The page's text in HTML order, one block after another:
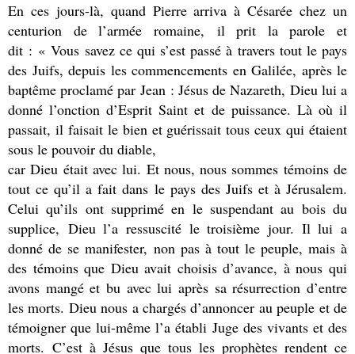
En ces jours-là, quand Pierre arriva à Césarée chez un
centurion de l’armée romaine, il prit la parole et
dit : « Vous savez ce qui s’est passé à travers tout le pays
des Juifs, depuis les commencements en Galilée, après le
baptême proclamé par Jean : Jésus de Nazareth, Dieu lui a
donné l’onction d’Esprit Saint et de puissance. Là où il
passait, il faisait le bien et guérissait tous ceux qui étaient
sous le pouvoir du diable,
car Dieu était avec lui. Et nous, nous sommes témoins de
tout ce qu’il a fait dans le pays des Juifs et à Jérusalem.
Celui qu’ils ont supprimé en le suspendant au bois du
supplice, Dieu l’a ressuscité le troisième jour. Il lui a
donné de se manifester, non pas à tout le peuple, mais à
des témoins que Dieu avait choisis d’avance, à nous qui
avons mangé et bu avec lui après sa résurrection d’entre
les morts. Dieu nous a chargés d’annoncer au peuple et de
témoigner que lui-même l’a établi Juge des vivants et des
morts. C’est à Jésus que tous les prophètes rendent ce